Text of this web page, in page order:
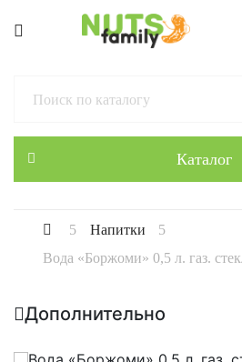
Каталог
Напитки
Вода «Боржоми» 0,5 л. газ.
Дополнительно